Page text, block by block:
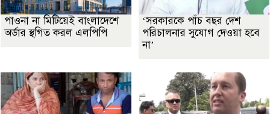
পাওনা না মিটিয়েই বাংলাদেশে
অর্ডার স্থগিত করল এলপিপি
‘সরকারকে পাঁচ বছর দেশ
পরিচালনার সুযোগ দেওয়া হবে
না’